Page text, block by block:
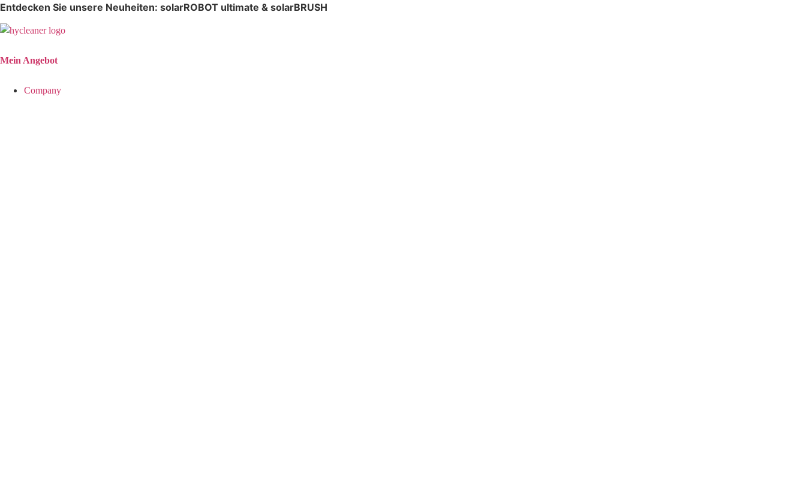
Entdecken Sie unsere Neuheiten: solarROBOT ultimate & solarBRUSH
Mein Angebot​
Company